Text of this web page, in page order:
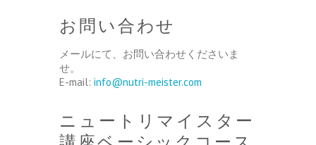
お問い合わせ
メールにて、お問い合わせくださいま
せ。
E-mail: info@nutri-meister.com
ニュートリマイスター